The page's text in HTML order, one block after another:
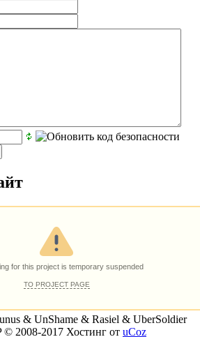
& UnShame & Rasiel & UberSoldier
© 2008-2017 Хостинг от uCoz